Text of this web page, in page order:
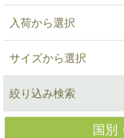
入荷から選択
サイズから選択
絞り込み検索
国別